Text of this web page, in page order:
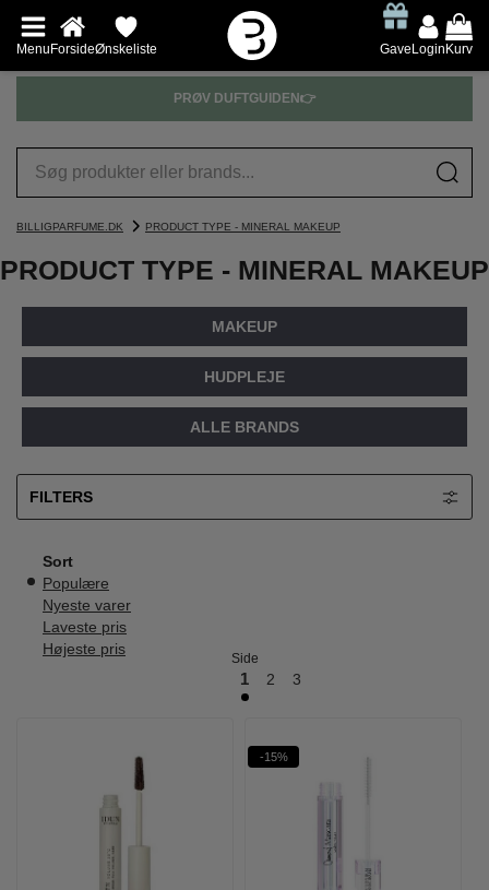
MenuForsideØnskeliste GaveLoginKurv
PRØV DUFTGUIDEN👉
BILLIGPARFUME.DK PRODUCT TYPE - MINERAL MAKEUP
PRODUCT TYPE - MINERAL MAKEUP
MAKEUP
HUDPLEJE
ALLE BRANDS
FILTERS
Sort
Populære
Nyeste varer
Laveste pris
Højeste pris
Side
1 2 3
-15%